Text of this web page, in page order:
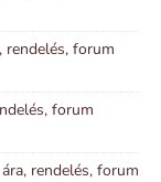
rendelés, forum
forum
rendelés, forum